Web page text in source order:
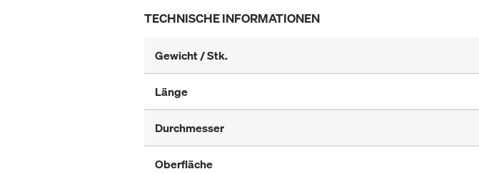
TECHNISCHE INFORMATIONEN
Gewicht / Stk.
Länge
Durchmesser
Oberfläche